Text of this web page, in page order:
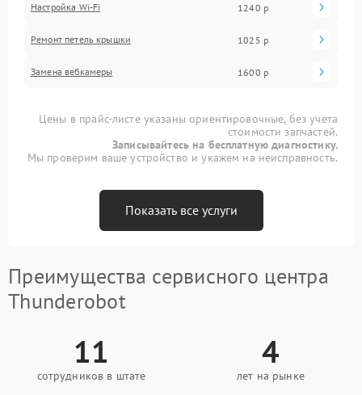
Настройка Wi-Fi 1240 р
Ремонт петель крышки 1025 р
Замена вебкамеры 1600 р
Цены в прайс-листе указаны ориентировочные, без учета
стоимости запчастей.
Записывайтесь на бесплатную диагностику.
Мы проверим ваше устройство и укажем на неисправность.
Показать все услуги
Преимущества сервисного центра
Thunderobot
11
сотрудников в штате
4
лет на рынке